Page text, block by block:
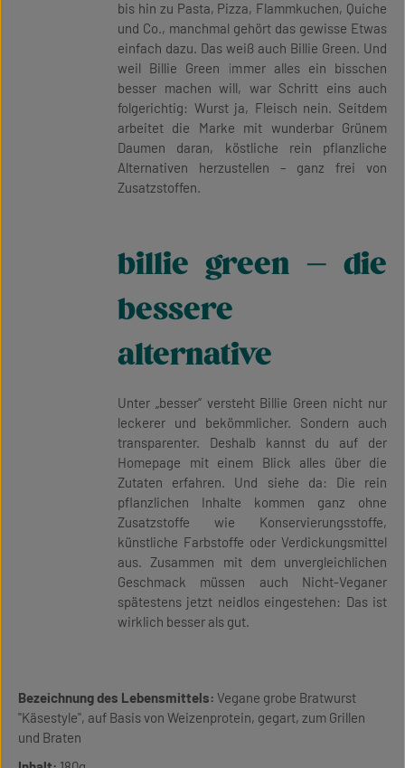
bis hin zu Pasta, Pizza, Flammkuchen, Quiche
und Co., manchmal gehört das gewisse Etwas
einfach dazu. Das weiß auch Billie Green. Und
weil Billie Green immer alles ein bisschen
besser machen will, war Schritt eins auch
folgerichtig: Wurst ja, Fleisch nein. Seitdem
arbeitet die Marke mit wunderbar Grünem
Daumen daran, köstliche rein pflanzliche
Alternativen herzustellen – ganz frei von
Zusatzstoffen.
billie green – die
bessere
alternative
Unter „besser“ versteht Billie Green nicht nur
leckerer und bekömmlicher. Sondern auch
transparenter. Deshalb kannst du auf der
Homepage mit einem Blick alles über die
Zutaten erfahren. Und siehe da: Die rein
pflanzlichen Inhalte kommen ganz ohne
Zusatzstoffe wie Konservierungsstoffe,
künstliche Farbstoffe oder Verdickungsmittel
aus. Zusammen mit dem unvergleichlichen
Geschmack müssen auch Nicht-Veganer
spätestens jetzt neidlos eingestehen: Das ist
wirklich besser als gut.
Bezeichnung des Lebensmittels: Vegane grobe Bratwurst
"Käsestyle", auf Basis von Weizenprotein, gegart, zum Grillen
und Braten